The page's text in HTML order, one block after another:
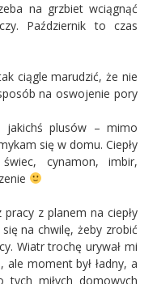
na grzbiet wciągnąć
Październik to czas
ciągle marudzić, że nie
na oswojenie pory
jakichś plusów – mimo
się w domu. Ciepły
cynamon, imbir,
z planem na ciepły
na chwilę, żeby zrobić
Wiatr trochę urywał mi
ale moment był ładny, a
tych miłych domowych